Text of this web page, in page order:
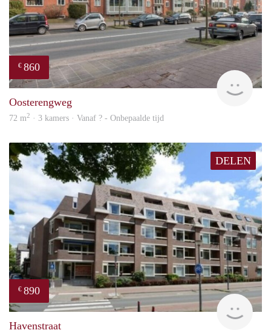
€ 860
rent
Oosterengweg
72 m2 · 3 kamers · Vanaf ? - Onbepaalde tijd
DELEN
€ 890
Havenstraat